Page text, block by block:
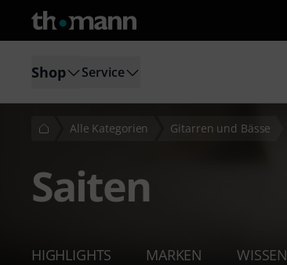
Shop Service
Alle Kategorien Gitarren und Bässe
Saiten
HIGHLIGHTS MARKEN WISSEN